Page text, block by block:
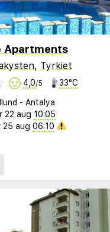
Apartments
, Tyrkiet
4,0/5 33°C
- Antalya
22 aug 10:05
25 aug 06:10